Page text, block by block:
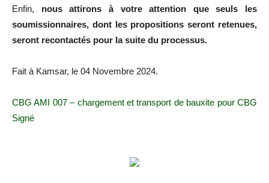
Enfin, nous attirons à votre attention que seuls les
soumissionnaires, dont les propositions seront retenues,
seront recontactés pour la suite du processus.
Fait à Kamsar, le 04 Novembre 2024.
CBG AMI 007 – chargement et transport de bauxite pour CBG
Signé